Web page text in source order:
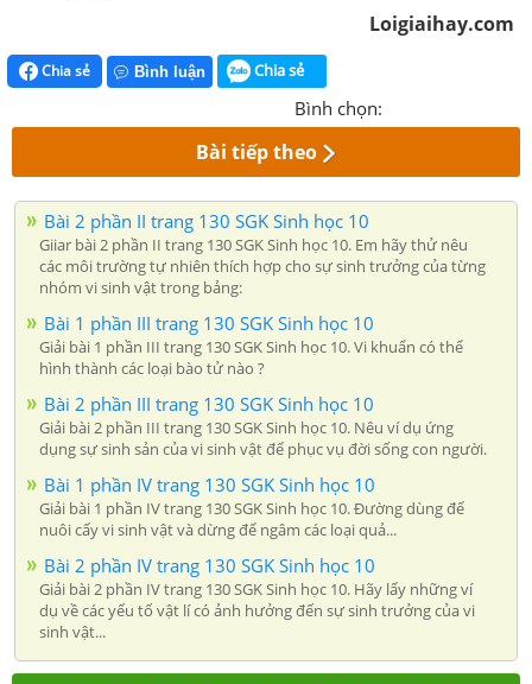
Loigiaihay.com
Chia sẻ Bình luận Chia sẻ
Bình chọn:
Bài tiếp theo
Bài 2 phần II trang 130 SGK Sinh học 10
Giiar bài 2 phần II trang 130 SGK Sinh học 10. Em hãy thử nêu
các môi trường tự nhiên thích hợp cho sự sinh trưởng của từng
nhóm vi sinh vật trong bảng:
Bài 1 phần III trang 130 SGK Sinh học 10
Giải bài 1 phần III trang 130 SGK Sinh học 10. Vi khuẩn có thể
hình thành các loại bào tử nào ?
Bài 2 phần III trang 130 SGK Sinh học 10
Giải bài 2 phần III trang 130 SGK Sinh học 10. Nêu ví dụ ứng
dụng sự sinh sản của vi sinh vật để phục vụ đời sống con người.
Bài 1 phần IV trang 130 SGK Sinh học 10
Giải bài 1 phần IV trang 130 SGK Sinh học 10. Đường dùng để
nuôi cấy vi sinh vật và dừng để ngâm các loại quả...
Bài 2 phần IV trang 130 SGK Sinh học 10
Giải bài 2 phần IV trang 130 SGK Sinh học 10. Hãy lấy những ví
dụ về các yếu tố vật lí có ảnh hưởng đến sự sinh trưởng của vi
sinh vật...